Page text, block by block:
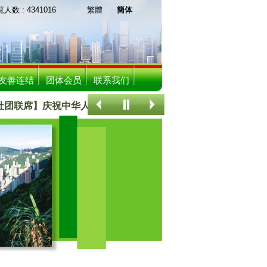
数 : 4341016 繁體 簡体
善连结 团体会员 联系我们
席】庆祝中华人民共和国成立75周年联欢晚宴